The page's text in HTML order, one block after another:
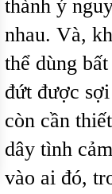
thành ý
nhau. Và,
thể dùng
đứt được
còn cần
dây tình
vào ai đó,